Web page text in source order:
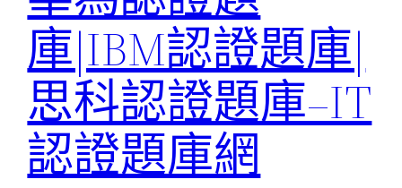
庫|IBM認證題庫|
思科認證題庫–IT
認證題庫網